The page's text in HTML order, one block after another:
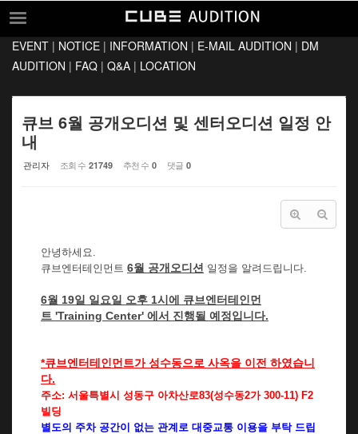
EVENT
INFORMATION
E-MAIL AUDITION
DM AUDITION
LOCATION
EVENT | NOTICE | INFORMATION | E-MAIL AUDITION | DM
AUDITION | FAQ | Q&A | LOCATION
큐브 6월 공개오디션 및 센터오디션 일정 안
내
관리자 조회 수 21749 추천 수 0 댓글 0
안녕하세요.
큐브엔터테인먼트 6월 공개오디션 일정을 알려드립니다.
6월 19일 일요일 오후 1시 에 큐브엔터테인먼
트 'Training Center' 에서 진행될 예정입니다.
*큐브엔터테인먼트가 성수동으로 사옥을 이전 하였습니
다.
주소: 서울특별시 성동구 아차산로83(성수동2가 300-11) F2
빌딩
별도의 주차 공간이 없는 관계로 대중교통 이용을 부탁 드립